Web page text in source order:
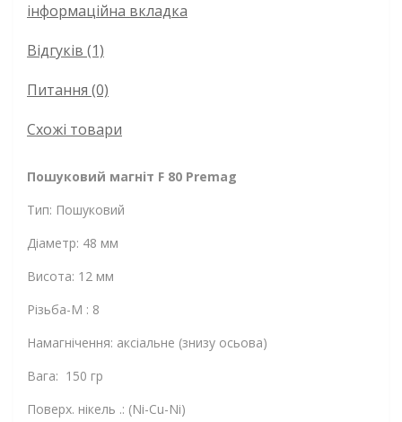
інформаційна вкладка
Відгуків (1)
Питання (0)
Схожі товари
Пошуковий магніт F 80 Premag
Тип: Пошуковий
Діаметр: 48 мм
Висота: 12 мм
Різьба-М : 8
Намагнічення: аксіальне (знизу осьова)
Вага: 150 гр
Поверх. нікель .: (Ni-Cu-Ni)